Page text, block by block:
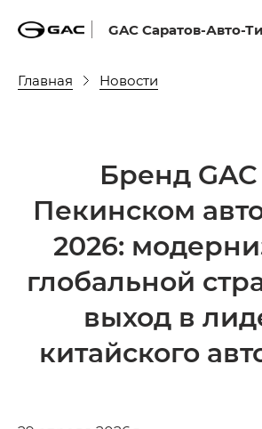
GAC Саратов-Авто-
Главная Новости
Бренд
Пекинском
2026:
глобальной
выход в
китайского